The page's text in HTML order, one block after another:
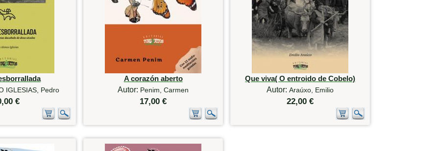
IGLESIAS, Pedro
€
A corazón aberto
Autor: Penim, Carmen
17,00 €
Que viva( O entroido de Cobelo)
Autor:Araúxo, Emilio
22,00 €